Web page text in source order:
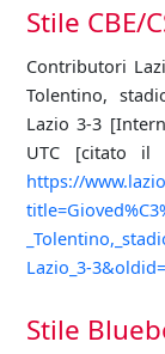
Stile CBE/
Contributori
Tolentino,
Lazio 3-3
UTC [citato il
https://
Lazio_3-
Stile